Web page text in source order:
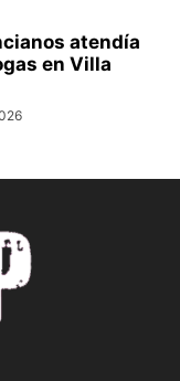
atendía
en Villa